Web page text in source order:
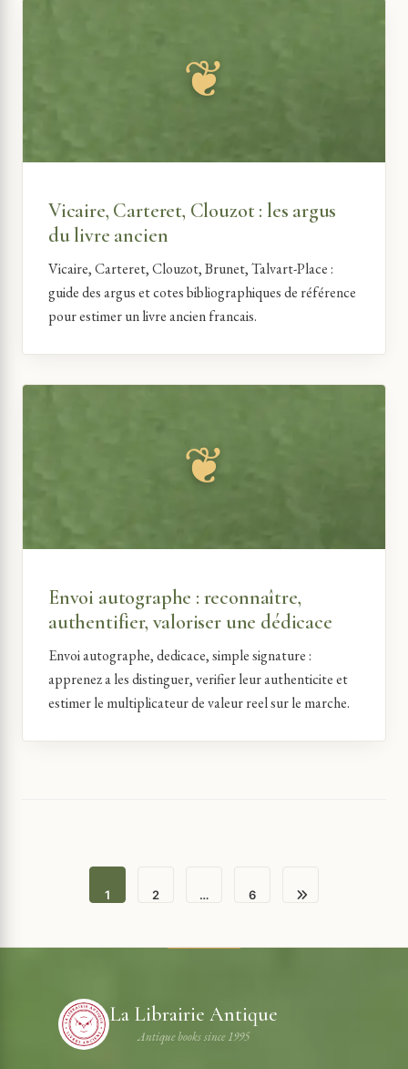
Vicaire, Carteret, Clouzot : les argus
du livre ancien
Vicaire, Carteret, Clouzot, Brunet, Talvart-Place :
guide des argus et cotes bibliographiques de référence
pour estimer un livre ancien francais.
Envoi autographe : reconnaître,
authentifier, valoriser une dédicace
Envoi autographe, dedicace, simple signature :
apprenez a les distinguer, verifier leur authenticite et
estimer le multiplicateur de valeur reel sur le marche.
1 2 … 6
La Librairie Antique
Antique books since 1995